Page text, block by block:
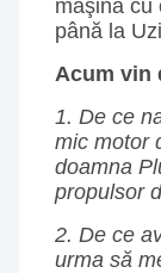
maşina cu
până la
Acum vin
1. De ce
mic motor
doamna
propulsor
2. De ce
urma să